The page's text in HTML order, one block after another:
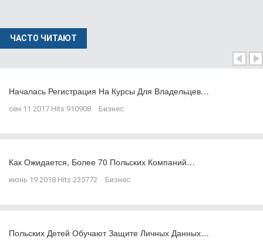
ЧАСТО ЧИТАЮТ
Началась Регистрация На Курсы Для Владельцев…
сен 11 2017 Hits:910908 Бизнес
Как Ожидается, Более 70 Польских Компаний…
июнь 19 2018 Hits:235772 Бизнес
Польских Детей Обучают Защите Личных Данных…